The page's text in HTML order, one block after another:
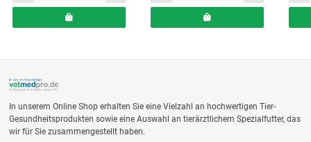
In unserem Online Shop erhalten Sie eine Vielzahl an hochwertigen Tier-
Gesundheitsprodukten sowie eine Auswahl an tierärztlichem Spezialfutter, das
wir für Sie zusammengestellt haben.